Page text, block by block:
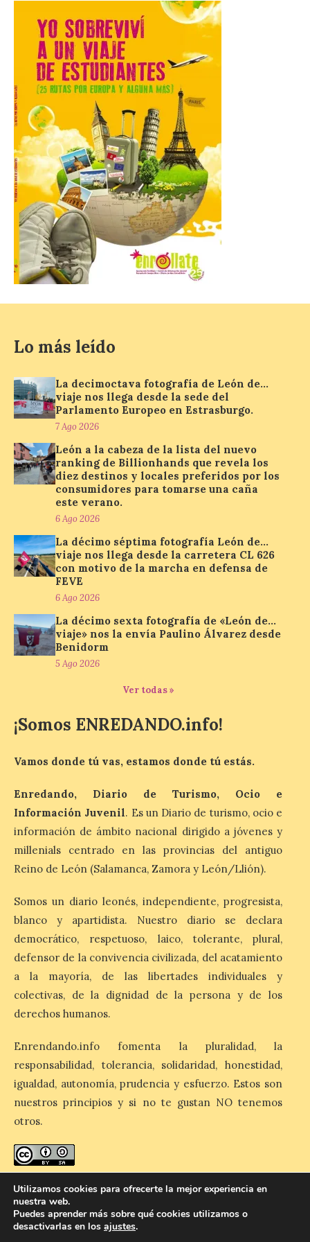
7 Ago 2026
Las personas que hayan
cumplido o cumplan 18
años en 2026 pueden
solicitar esta ayuda en la
web
https://bonoculturajoven.gob.es/ hasta el
31 de octubre. Desde este año, los 400
euros del Bono pueden utilizarse tanto
para consumir productos culturales como
[…]
El Gobierno de España
lanza un visor web para
localizar y disfrutar del
eclipse solar del 12 de
posición exacta del Sol y
así localizar el lugar ideal
para observar el eclipse
solar del 12 de agosto de 2026 sin
obstáculos. El visor es una herramienta a
la […]
Paradores renueva su
compromiso con La Vuelta
como patrocinador oficial
7 Ago 2026
volverá a estar presente
en la zona de descanso
junto al control de firmas
y, como novedad, en el
Leaders Lounge, dos espacios exclusivos
para los ciclistas. El recorrido de La
Vuelta discurrirá junto a 17 […]
Última llamada: Eclipse
Dónde alojarse y a qué
precio
7 Ago 2026
León es la provincia más
económica (116€/noche),
pero también una de las
más agotadas: solo un 4%
Zamora, Palencia y Álava son las
provincias con menos margen: apenas un
1% de los alojamientos siguen libres para
esas […]
El eclipse genera un boom
de reservas hoteleras y
precios desorbitados,
7 Ago 2026
Asturias lidera el impacto
del fenómeno, con el
auge de la demanda redefine la
planificación: reservas más anticipadas y
estancias más breves en torno al evento.
Madrid, 7 agosto de […]
Lo más leído
La decimoctava fotografía de León de…
viaje nos llega desde la sede del
Parlamento Europeo en Estrasburgo.
7 Ago 2026
León a la cabeza de la lista del nuevo
ranking de Billionhands que revela los
diez destinos y locales preferidos por los
consumidores para tomarse una caña
este verano.
6 Ago 2026
La décimo séptima fotografía León de…
viaje nos llega desde la carretera CL 626
con motivo de la marcha en defensa de
FEVE
6 Ago 2026
La décimo sexta fotografía de «León de…
viaje» nos la envía Paulino Álvarez desde
Benidorm
5 Ago 2026
Ver todas »
¡Somos ENREDANDO.info!
Vamos donde tú vas, estamos donde tú estás.
Enredando, Diario de Turismo, Ocio e
Información Juvenil. Es un Diario de turismo, ocio e
información de ámbito nacional dirigido a jóvenes y
millenials centrado en las provincias del antiguo
Reino de León (Salamanca, Zamora y León/Llión).
Somos un diario leonés, independiente, progresista,
blanco y apartidista. Nuestro diario se declara
democrático, respetuoso, laico, tolerante, plural,
defensor de la convivencia civilizada, del acatamiento
a la mayoría, de las libertades individuales y
colectivas, de la dignidad de la persona y de los
derechos humanos.
Enrendando.info fomenta la pluralidad, la
responsabilidad, tolerancia, solidaridad, honestidad,
igualdad, autonomía, prudencia y esfuerzo. Estos son
nuestros principios y si no te gustan NO tenemos
otros.
Reconocimiento-CompartirIgual 4.0 Internacional
Utilizamos cookies para ofrecerte la mejor experiencia en
nuestra web.
Puedes aprender más sobre qué cookies utilizamos o
desactivarlas en los ajustes.